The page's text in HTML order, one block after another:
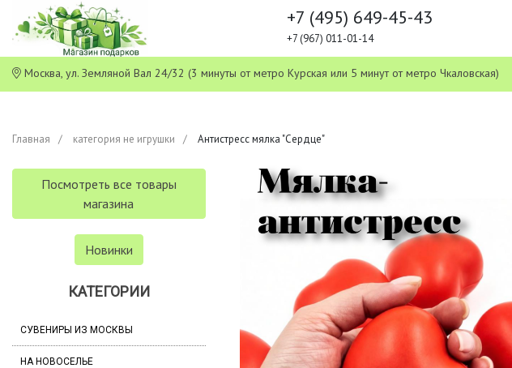
+7 (495) 649-45-43
+7 (967) 011-01-14
Москва, ул. Земляной Вал 24/32 (3 минуты от метро Курская или 5 минут от метро Чкаловская)
Главная категория не игрушки Антистресс мялка "Сердце"
Посмотреть все товары
магазина
Новинки
КАТЕГОРИИ
СУВЕНИРЫ ИЗ МОСКВЫ
НА НОВОСЕЛЬЕ